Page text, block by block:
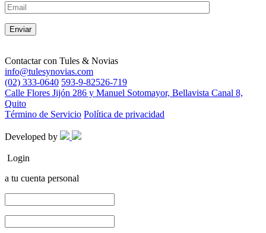
Contactar con Tules & Novias
info@tulesynovias.com
(02) 333-0640 593-9-82526-719
Calle Flores Jijón 286 y Manuel Sotomayor, Bellavista Canal 8,
Quito
Término de Servicio Política de privacidad
Developed by
Login
a tu cuenta personal